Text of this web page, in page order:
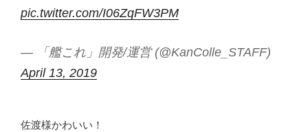
pic.twitter.com/I06ZqFW3PM
— 「艦これ」開発/運営 (@KanColle_STAFF)
April 13, 2019
佐渡様かわいい！